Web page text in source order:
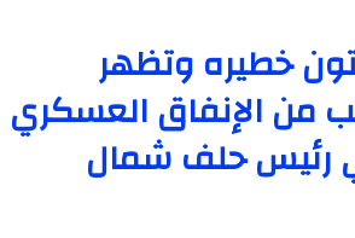
خطيره وتظهر
من الإنفاق العسكري
رئيس حلف شمال